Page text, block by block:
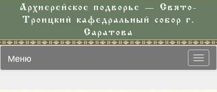
Архиерейское подворье — Свято-
Троицкий кафедральный собор г.
Саратова
Меню